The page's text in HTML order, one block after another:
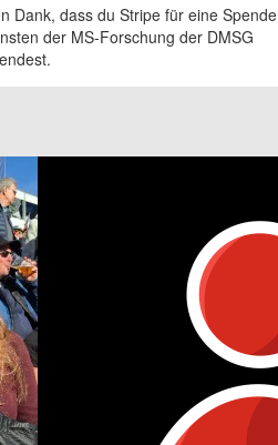
Dank, dass du Stripe für eine Spende
der MS-Forschung der DMSG